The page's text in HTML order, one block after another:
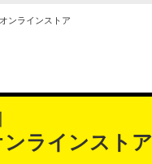
ンラインストア
ラインストア